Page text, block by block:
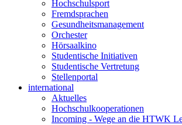
Hochschulsport
Fremdsprachen
Gesundheitsmanagement
Orchester
Hörsaalkino
Studentische Initiativen
Studentische Vertretung
Stellenportal
international
Aktuelles
Hochschulkooperationen
Incoming - Wege an die HTWK